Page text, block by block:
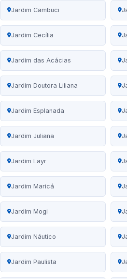
Jardim Cambuci
Jardim Cecília
Jardim das Acácias
Jardim Doutora Liliana
Jardim Esplanada
Jardim Juliana
Jardim Layr
Jardim Maricá
Jardim Mogi
Jardim Náutico
Jardim Paulista